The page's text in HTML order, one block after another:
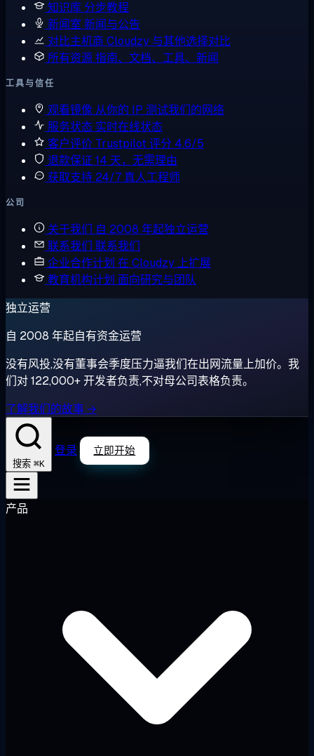
知识库 分步教程
新闻室 新闻与公告
对比主机商 Cloudzy 与其他选择对比
所有资源指南、文档、工具、新闻
工具与信任
观看镜像 从你的 IP 测试我们的网络
服务状态 实时在线状态
客户评价 Trustpilot 评分 4.6/5
退款保证 14 天，无需理由
获取支持 24/7 真人工程师
公司
关于我们 自 2008 年起独立运营
联系我们 联系我们
企业合作计划 在 Cloudzy 上扩展
教育机构计划 面向研究与团队
独立运营
自 2008 年起自有资金运营
没有风投,没有董事会季度压力逼我们在出网流量上加价。我
们对 122,000+ 开发者负责,不对母公司表格负责。
了解我们的故事 →
搜索 ⌘K
登录 立即开始
产品